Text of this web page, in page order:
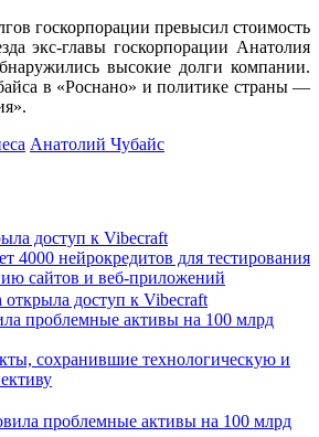
госкорпорации превысил стоимость
экс-главы госкорпорации Анатолия
высокие долги компании.
в «Роснано» и политике страны —
Анатолий Чубайс
доступ к Vibecraft
4000 нейрокредитов для тестирования
сайтов и веб-приложений
проблемные активы на 100 млрд
сохранившие технологическую и